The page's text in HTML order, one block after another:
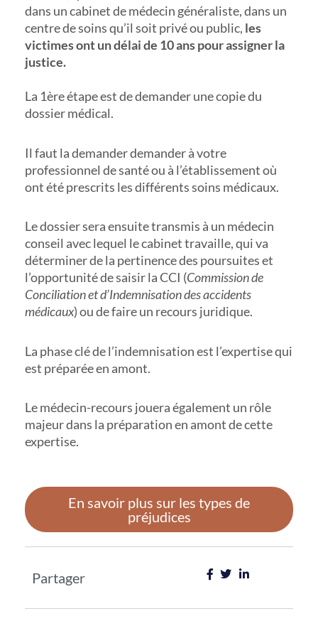
dans un cabinet de médecin généraliste, dans un
centre de soins qu’il soit privé ou public, les
victimes ont un délai de 10 ans pour assigner la
justice.
La 1ère étape est de demander une copie du
dossier médical.
Il faut la demander demander à votre
professionnel de santé ou à l’établissement où
ont été prescrits les différents soins médicaux.
Le dossier sera ensuite transmis à un médecin
conseil avec lequel le cabinet travaille, qui va
déterminer de la pertinence des poursuites et
l’opportunité de saisir la CCI (Commission de
Conciliation et d’Indemnisation des accidents
médicaux) ou de faire un recours juridique.
La phase clé de l’indemnisation est l’expertise qui
est préparée en amont.
​Le médecin-recours ​jouera également un rôle
majeur dans la préparation en amont de cette
expertise.
En savoir plus sur les types de
préjudices
Partager